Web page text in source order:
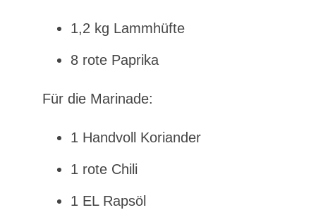
1,2 kg Lammhüfte
8 rote Paprika
Für die Marinade:
1 Handvoll Koriander
1 rote Chili
1 EL Rapsöl